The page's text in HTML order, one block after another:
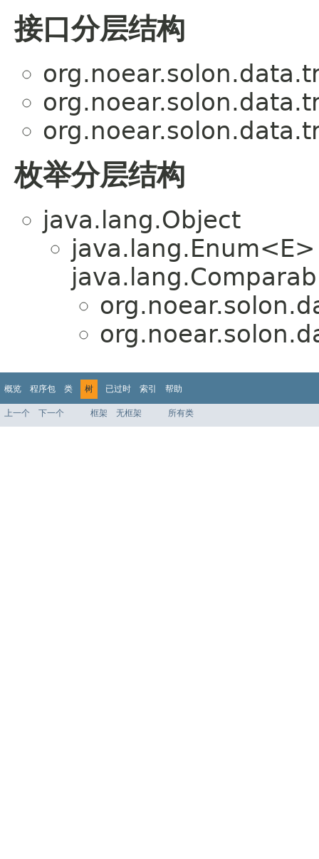
接口分层结构
枚举分层结构
java.lang.Object
概览 程序包 类 树 已过时 索引 帮助
上一个 下一个 框架 无框架 所有类